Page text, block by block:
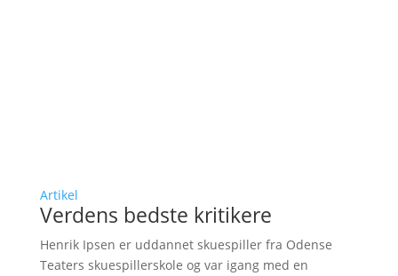
Artikel
Verdens bedste kritikere
Henrik Ipsen er uddannet skuespiller fra Odense
Teaters skuespillerskole og var igang med en